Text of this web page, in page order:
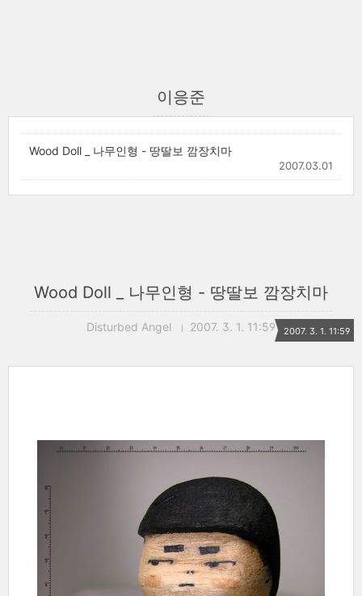
이응준
Wood Doll _ 나무인형 - 땅딸보 깜장치마
2007.03.01
Wood Doll _ 나무인형 - 땅딸보 깜장치마
Disturbed Angel 2007. 3. 1. 11:59 2007. 3. 1. 11:59